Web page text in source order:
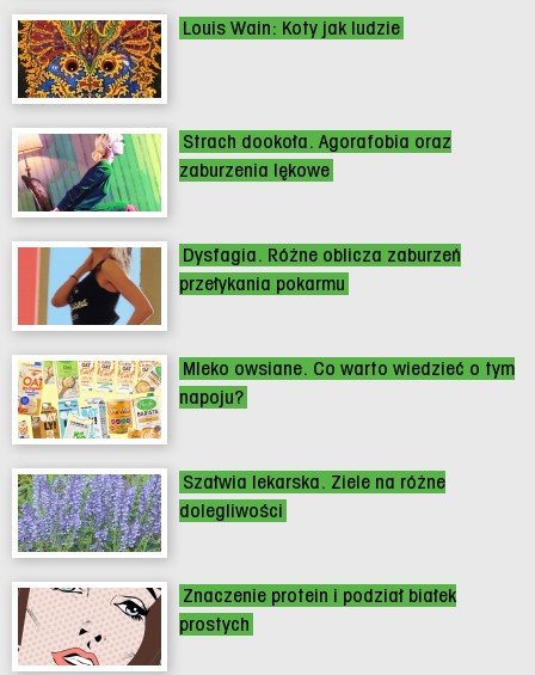
Louis Wain: Koty jak ludzie
Strach dookoła. Agorafobia oraz
zaburzenia lękowe
Dysfagia. Różne oblicza zaburzeń
przełykania pokarmu
Mleko owsiane. Co warto wiedzieć o tym
napoju?
Szałwia lekarska. Ziele na różne
dolegliwości
Znaczenie protein i podział białek
prostych